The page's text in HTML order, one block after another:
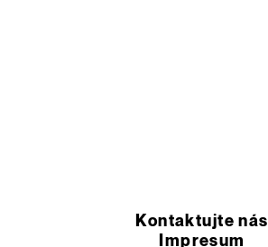
Kontaktujte nás
Impresum